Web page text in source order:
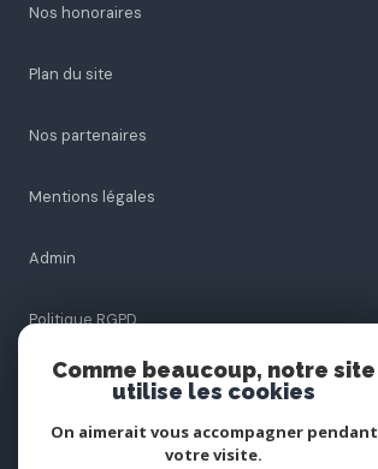
Nos honoraires
Plan du site
Nos partenaires
Mentions légales
Admin
Politique RGPD
Cookies
© 2026 | Tous droits réservés
Comme beaucoup, notre site
utilise les cookies
On aimerait vous accompagner pendant
votre visite.